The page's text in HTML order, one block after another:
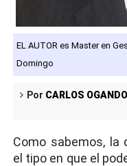
EL AUTOR es Master en
Domingo
Por CARLOS OGANDO
Como sabemos, la
el tipo en que el